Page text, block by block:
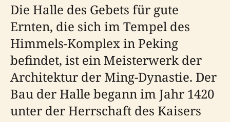
Die Halle des Gebets für gute
Ernten, die sich im Tempel des
Himmels-Komplex in Peking
befindet, ist ein Meisterwerk der
Architektur der Ming-Dynastie. Der
Bau der Halle begann im Jahr 1420
unter der Herrschaft des Kaisers